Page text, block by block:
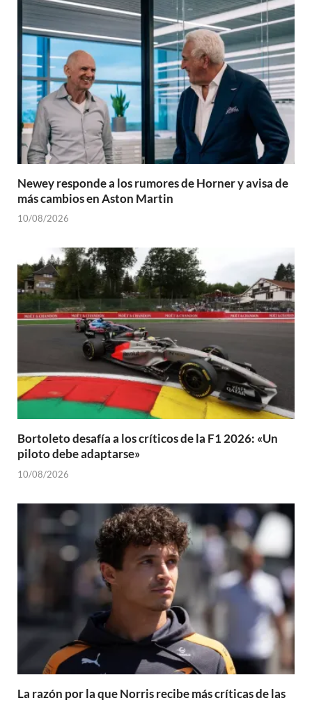
Newey responde a los rumores de Horner y avisa de
más cambios en Aston Martin
10/08/2026
Bortoleto desafía a los críticos de la F1 2026: «Un
piloto debe adaptarse»
10/08/2026
La razón por la que Norris recibe más críticas de las